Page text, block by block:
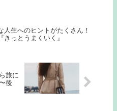
人生へのヒントがたくさん！
きっとうまくいく』
旅に
後